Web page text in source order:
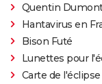
Quentin
Hantavirus en
Bison Futé
Lunettes pour
Carte de